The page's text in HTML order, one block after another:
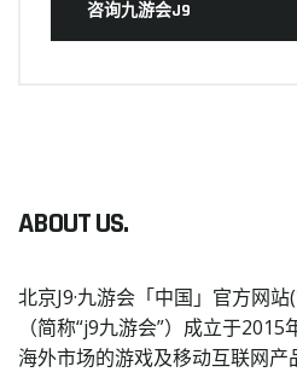
咨询九游会J9
ABOUT US.
北京J9·九游会「中国」官方网
（简称“j9九游会”）成立于
海外市场的游戏及移动互联网